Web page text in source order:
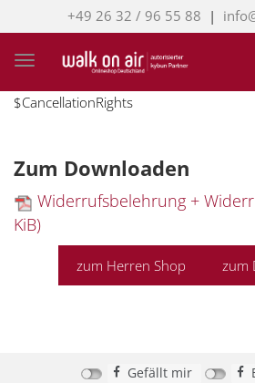
+49 26 32 / 96 55 88 |
Toggle navigation
$CancellationRights
Zum Downloaden
Widerrufsbelehrung +
KiB)
zum Herren Shop zum
Gefällt mir